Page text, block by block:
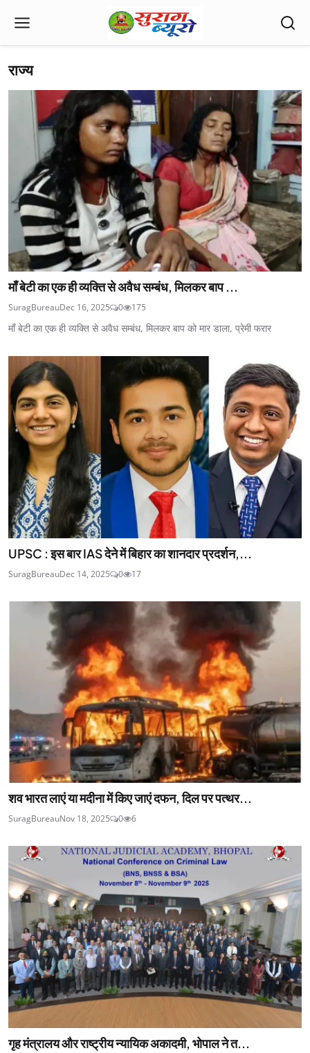
राज्य
माँ बेटी का एक ही व्यक्ति से अवैध सम्बंध, मिलकर बाप ...
SuragBureauDec 16, 2025 0 175
माँ बेटी का एक ही व्यक्ति से अवैध सम्बंध, मिलकर बाप को मार डाला, प्रेमी फरार
UPSC : इस बार IAS देने में बिहार का शानदार प्रदर्शन,...
SuragBureauDec 14, 2025 0 17
शव भारत लाएं या मदीना में किए जाएं दफन, दिल पर पत्थर...
SuragBureauNov 18, 2025 0 6
गृह मंत्रालय और राष्ट्रीय न्यायिक अकादमी, भोपाल ने त...